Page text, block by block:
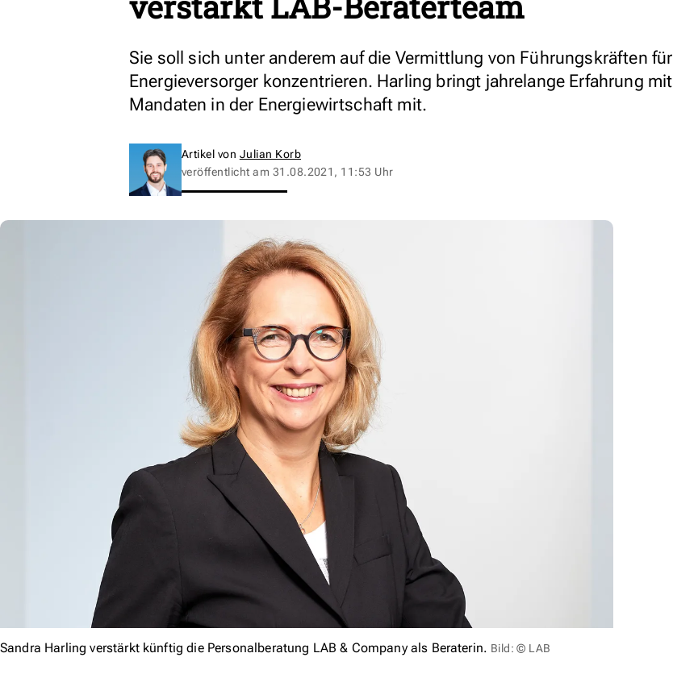
Sie soll sich unter anderem auf die Vermittlung von Führungskräften für
Energieversorger konzentrieren. Harling bringt jahrelange Erfahrung mit
Mandaten in der Energiewirtschaft mit.
Artikel von Julian Korb
veröffentlicht am 31.08.2021, 11:53 Uhr
Sandra Harling verstärkt künftig die Personalberatung LAB & Company als Beraterin. Bild: © LAB